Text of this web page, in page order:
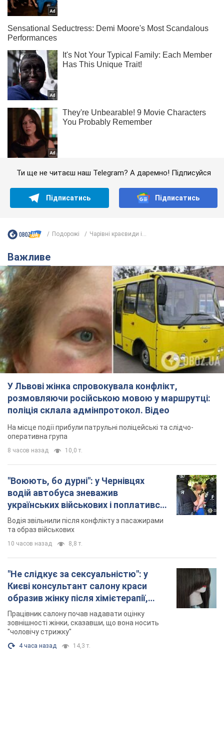
Ти ще не читаєш наш Telegram? А даремно! Підписуйся
Підписатись Підписатись
Подорожі Чарівні краєвиди і...
Важливе
У Львові жінка спровокувала конфлікт,
розмовляючи російською мовою у маршрутці:
поліція склала адмінпротокол. Відео
На місце події прибули патрульні поліцейські та слідчо-
оперативна група
8 часов назад 10,0 т.
"Воюють, бо дурні": у Чернівцях
водій автобуса зневажив
українських військових і поплатився.
Відео
Водія звільнили після конфлікту з пасажирами
та образ військових
10 часов назад 8,8 т.
"Не слідкує за сексуальністю": у
Києві консультант салону краси
образив жінку після хімієтерапії,
розгорівся скандал. Фото
Працівник салону почав надавати оцінку
зовнішності жінки, сказавши, що вона носить
"чоловічу стрижку"
4 часа назад 14,3 т.